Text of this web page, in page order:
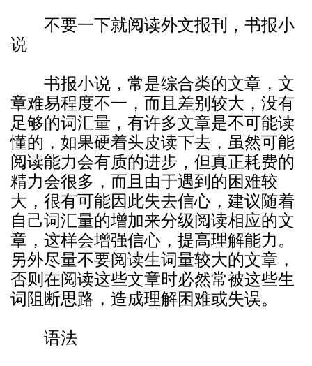
不要一下就阅读外文报刊，书报小
说
书报小说，常是综合类的文章，文
章难易程度不一，而且差别较大，没有
足够的词汇量，有许多文章是不可能读
懂的，如果硬着头皮读下去，虽然可能
阅读能力会有质的进步，但真正耗费的
精力会很多，而且由于遇到的困难较
大，很有可能因此失去信心，建议随着
自己词汇量的增加来分级阅读相应的文
章，这样会增强信心，提高理解能力。
另外尽量不要阅读生词量较大的文章，
否则在阅读这些文章时必然常被这些生
词阻断思路，造成理解困难或失误。
语法